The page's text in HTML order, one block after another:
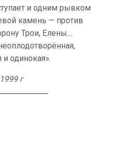
и одним рывком
камень — против
Трои, Елены…
и одинокая».
г